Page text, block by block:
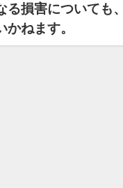
る損害についても
ねます。